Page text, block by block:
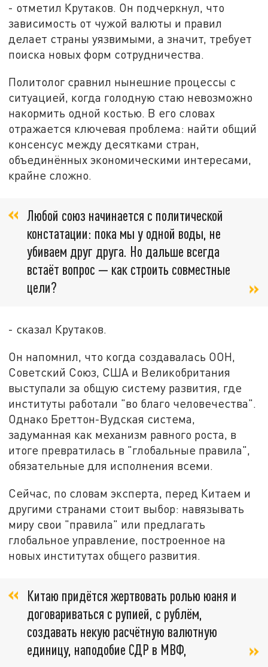
- отметил Крутаков. Он подчеркнул, что
зависимость от чужой валюты и правил
делает страны уязвимыми, а значит, требует
поиска новых форм сотрудничества.
Политолог сравнил нынешние процессы с
ситуацией, когда голодную стаю невозможно
накормить одной костью. В его словах
отражается ключевая проблема: найти общий
консенсус между десятками стран,
объединённых экономическими интересами,
крайне сложно.
Любой союз начинается с политической
констатации: пока мы у одной воды, не
убиваем друг друга. Но дальше всегда
встаёт вопрос — как строить совместные
цели?
- сказал Крутаков.
Он напомнил, что когда создавалась ООН,
Советский Союз, США и Великобритания
выступали за общую систему развития, где
институты работали "во благо человечества".
Однако Бреттон-Вудская система,
задуманная как механизм равного роста, в
итоге превратилась в "глобальные правила",
обязательные для исполнения всеми.
Сейчас, по словам эксперта, перед Китаем и
другими странами стоит выбор: навязывать
миру свои "правила" или предлагать
глобальное управление, построенное на
новых институтах общего развития.
Китаю придётся жертвовать ролью юаня и
договариваться с рупией, с рублём,
создавать некую расчётную валютную
единицу, наподобие СДР в МВФ,